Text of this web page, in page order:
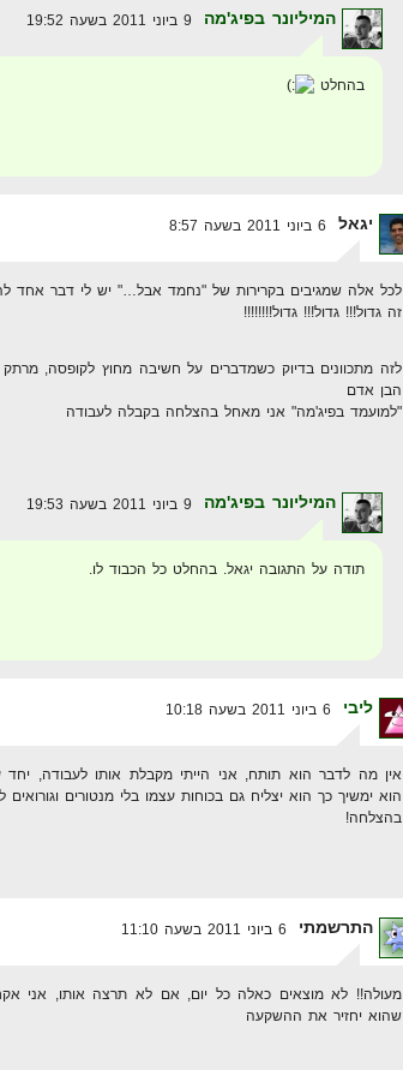
המיליונר בפיג'מה
בהחלט
יגאל
לכל אלה שמגיבים בקרירות של "נחמד אבל…" יש לי דבר אחד
זה גדול!!! גדול!!! גדול!!!!!!!!
לזה מתכוונים בדיוק כשמדברים על חשיבה מחוץ לקופסה,
הבן אדם
"למועמד בפיג'מה" אני מאחל בהצלחה בקבלה לעבודה
המיליונר בפיג'מה
תודה על התגובה יגאל. בהחלט כל הכבוד לו.
ליבי
אין מה לדבר הוא תותח, אני הייתי מקבלת אותו לעבודה,
הוא ימשיך כך הוא יצליח גם בכוחות עצמו בלי מנטורים וגורואים
בהצלחה!
התרשמתי
מעולה!! לא מוצאים כאלה כל יום, אם לא תרצה אותו, אני
שהוא יחזיר את ההשקעה